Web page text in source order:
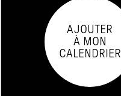
AJOUTER
À MON
CALENDRIER